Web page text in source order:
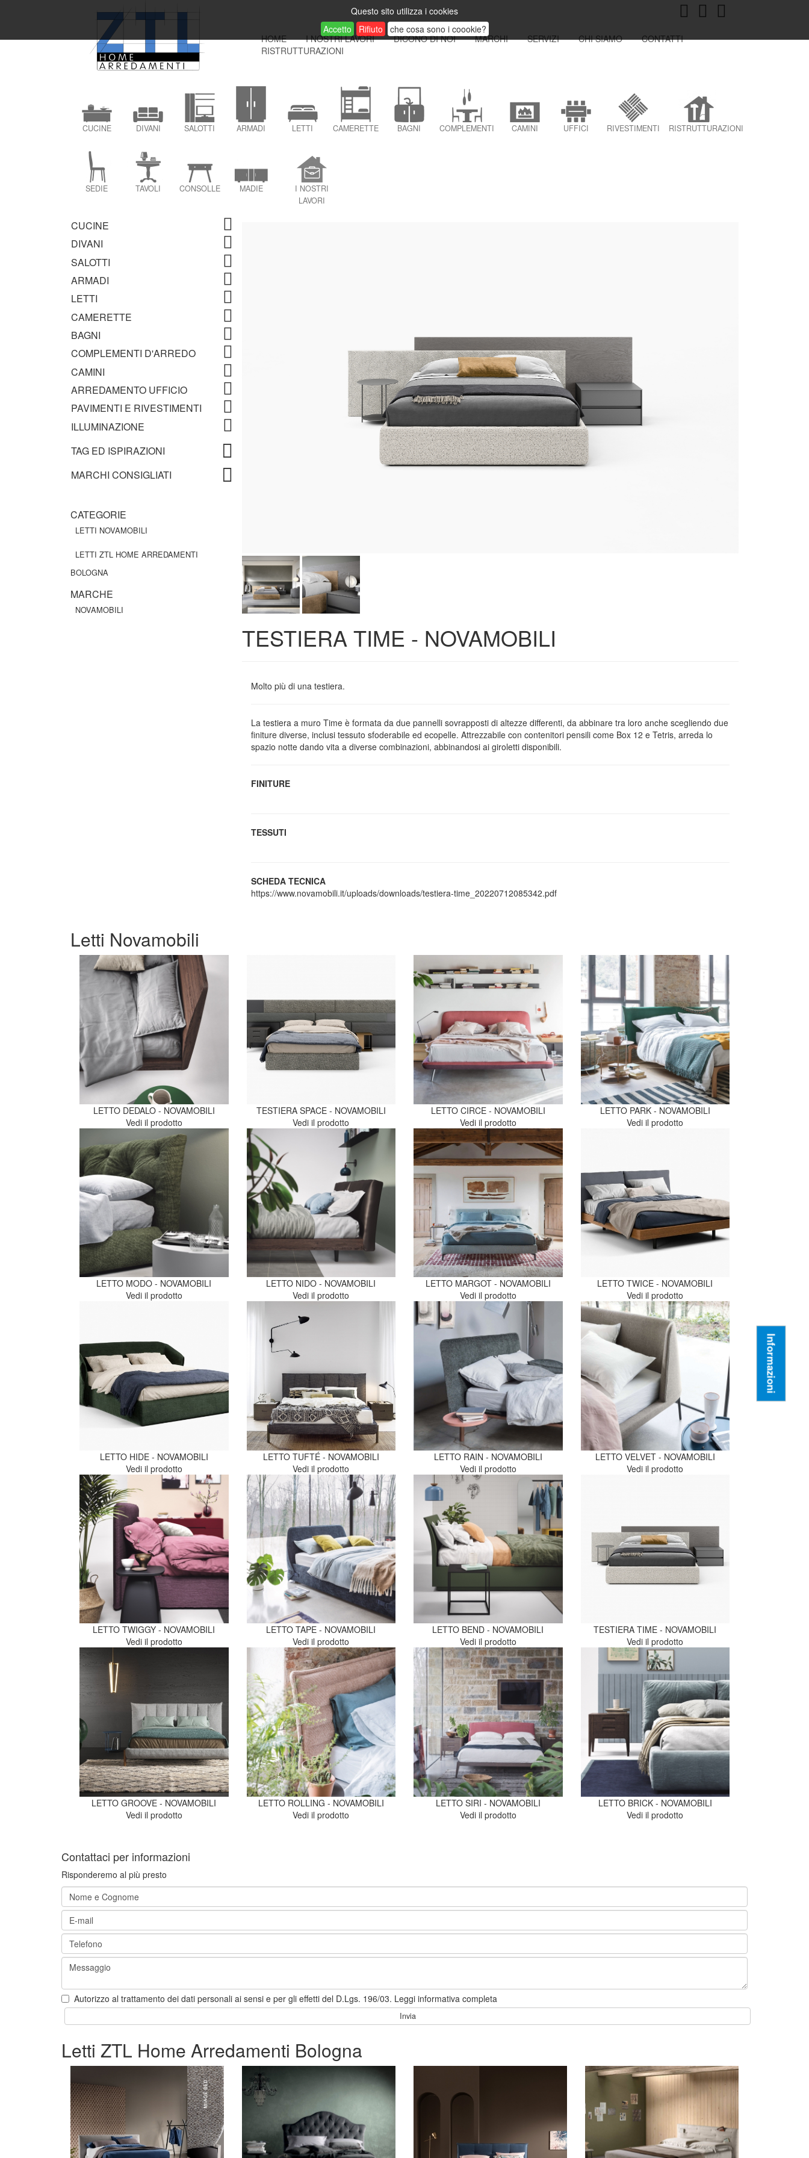
Questo sito utilizza i cookies
Accetto
Rifiuto che cosa sono i coookie?
Informazioni
HOME I NOSTRI LAVORI DICONO DI NOI MARCHI SERVIZI CHI SIAMO
CONTATTI
RISTRUTTURAZIONI
CUCINE DIVANI SALOTTI ARMADI LETTI CAMERETTE BAGNI COMPLEMENTI CAMINI UFFICI RIVESTIMENTI RISTRUTTURAZIONI
SEDIE TAVOLI CONSOLLE MADIE
I NOSTRI
LAVORI
CUCINE
DIVANI
SALOTTI
ARMADI
LETTI
CAMERETTE
BAGNI
COMPLEMENTI D'ARREDO
CAMINI
ARREDAMENTO UFFICIO
PAVIMENTI E RIVESTIMENTI
ILLUMINAZIONE
TAG ED ISPIRAZIONI
MARCHI CONSIGLIATI
CATEGORIE
LETTI NOVAMOBILI
LETTI ZTL HOME ARREDAMENTI
BOLOGNA
MARCHE
NOVAMOBILI
TESTIERA TIME - NOVAMOBILI
Molto più di una testiera.
La testiera a muro Time è formata da due pannelli sovrapposti di altezze differenti, da abbinare tra loro anche scegliendo due
finiture diverse, inclusi tessuto sfoderabile ed ecopelle. Attrezzabile con contenitori pensili come Box 12 e Tetris, arreda lo
spazio notte dando vita a diverse combinazioni, abbinandosi ai giroletti disponibili.
FINITURE
TESSUTI
SCHEDA TECNICA
https://www.novamobili.it/uploads/downloads/testiera-time_20220712085342.pdf
Letti Novamobili
LETTO DEDALO - NOVAMOBILI
Vedi il prodotto
TESTIERA SPACE - NOVAMOBILI
Vedi il prodotto
LETTO CIRCE - NOVAMOBILI
Vedi il prodotto
LETTO PARK - NOVAMOBILI
Vedi il prodotto
LETTO MODO - NOVAMOBILI
Vedi il prodotto
LETTO NIDO - NOVAMOBILI
Vedi il prodotto
LETTO MARGOT - NOVAMOBILI
Vedi il prodotto
LETTO TWICE - NOVAMOBILI
Vedi il prodotto
LETTO HIDE - NOVAMOBILI
Vedi il prodotto
LETTO TUFTÉ - NOVAMOBILI
Vedi il prodotto
LETTO RAIN - NOVAMOBILI
Vedi il prodotto
LETTO VELVET - NOVAMOBILI
Vedi il prodotto
LETTO TWIGGY - NOVAMOBILI
Vedi il prodotto
LETTO TAPE - NOVAMOBILI
Vedi il prodotto
LETTO BEND - NOVAMOBILI
Vedi il prodotto
TESTIERA TIME - NOVAMOBILI
Vedi il prodotto
LETTO GROOVE - NOVAMOBILI
Vedi il prodotto
LETTO ROLLING - NOVAMOBILI
Vedi il prodotto
LETTO SIRI - NOVAMOBILI
Vedi il prodotto
LETTO BRICK - NOVAMOBILI
Vedi il prodotto
Contattaci per informazioni
Risponderemo al più presto
Autorizzo al trattamento dei dati personali ai sensi e per gli effetti del D.Lgs. 196/03. Leggi informativa completa
Letti ZTL Home Arredamenti Bologna